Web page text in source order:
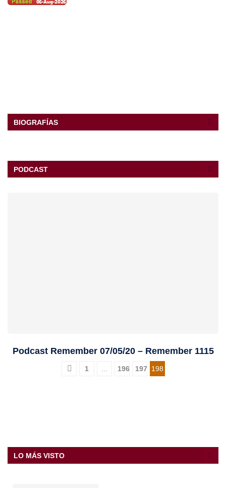
BIOGRAFÍAS
PODCAST
Podcast Remember 07/05/20 – Remember 1115
1 196 197 198
LO MÁS VISTO